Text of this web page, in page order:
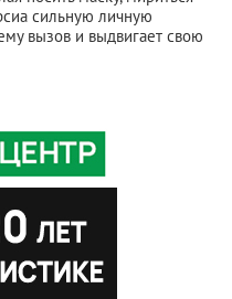
сильную личную
вызов и выдвигает свою